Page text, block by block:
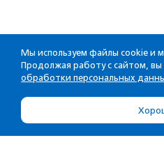
Мы используем файлы cookie и
Продолжая работу с сайтом, вы
обработки персональных